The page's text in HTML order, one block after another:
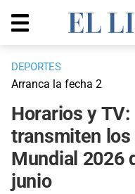
DEPORTES
Arranca la fecha 2
Horarios y
transmiten los
Mundial 2026
junio